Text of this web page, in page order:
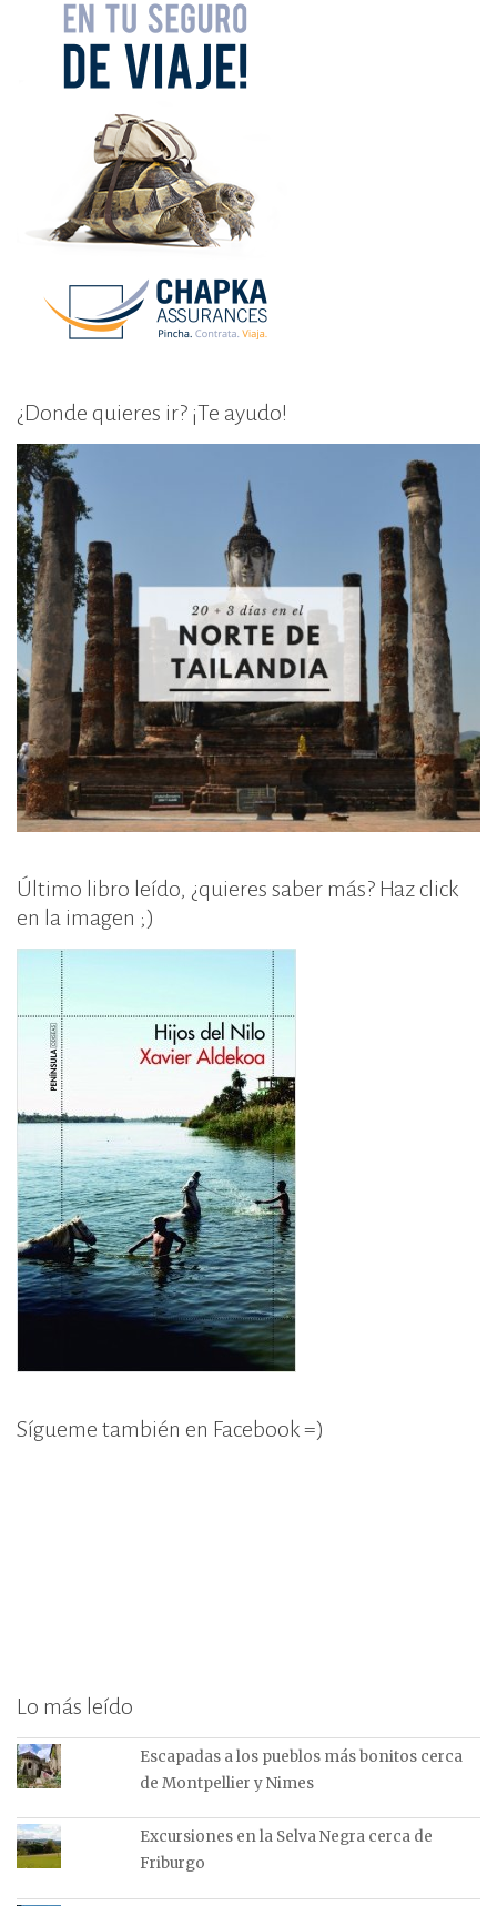
¿Donde quieres ir? ¡Te ayudo!
Último libro leído, ¿quieres saber más? Haz click
en la imagen ;)
Sígueme también en Facebook =)
Lo más leído
Escapadas a los pueblos más bonitos cerca
de Montpellier y Nimes
Excursiones en la Selva Negra cerca de
Friburgo